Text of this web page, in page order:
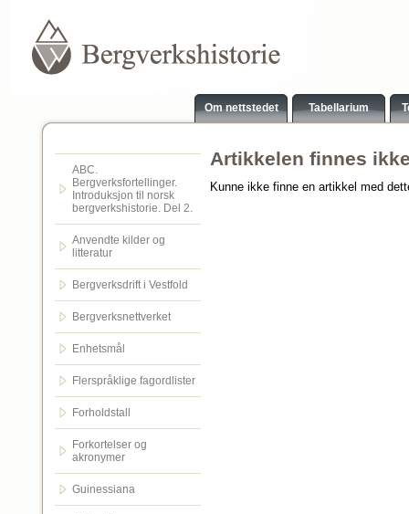
Om nettstedet Tabellarium
ABC.
Bergverksfortellinger.
Introduksjon til norsk
bergverkshistorie. Del 2.
Anvendte kilder og
litteratur
Bergverksdrift i Vestfold
Bergverksnettverket
Enhetsmål
Flerspråklige fagordlister
Forholdstall
Forkortelser og
akronymer
Guinessiana
Artikkelen finnes
Kunne ikke finne en artikkel med